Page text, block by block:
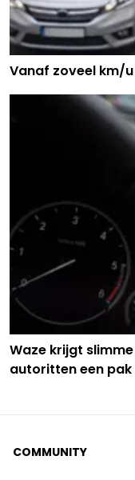
Vanaf zoveel km/
Waze krijgt
autoritten een
COMMUNITY